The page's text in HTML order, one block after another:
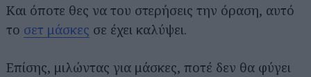
Και όποτε θες να του στερήσεις την όραση, αυτό
το σετ μάσκες σε έχει καλύψει.
Επίσης, μιλώντας για μάσκες, ποτέ δεν θα φύγει